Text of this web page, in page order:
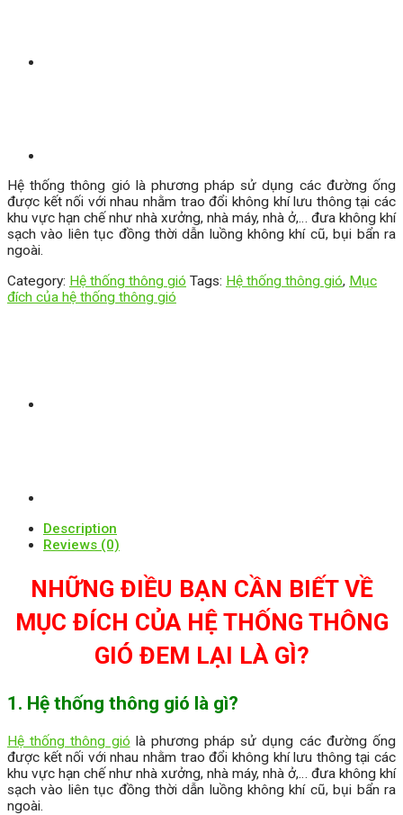
Hệ thống thông gió là phương pháp sử dụng các đường ống
được kết nối với nhau nhằm trao đổi không khí lưu thông tại các
khu vực hạn chế như nhà xưởng, nhà máy, nhà ở,… đưa không khí
sạch vào liên tục đồng thời dẫn luồng không khí cũ, bụi bẩn ra
ngoài.
Category: Hệ thống thông gió Tags: Hệ thống thông gió, Mục
đích của hệ thống thông gió
Description
Reviews (0)
NHỮNG ĐIỀU BẠN CẦN BIẾT VỀ
MỤC ĐÍCH CỦA HỆ THỐNG THÔNG
GIÓ ĐEM LẠI LÀ GÌ?
1. Hệ thống thông gió là gì?
Hệ thống thông gió là phương pháp sử dụng các đường ống
được kết nối với nhau nhằm trao đổi không khí lưu thông tại các
khu vực hạn chế như nhà xưởng, nhà máy, nhà ở,… đưa không khí
sạch vào liên tục đồng thời dẫn luồng không khí cũ, bụi bẩn ra
ngoài.